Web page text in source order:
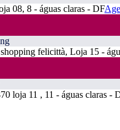
08, 8 - águas claras - DF
felicittà, Loja 15 -
loja 11 , 11 - águas claras -